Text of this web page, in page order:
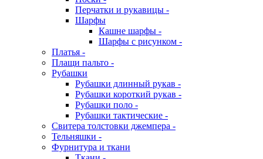
Перчатки и рукавицы -
Шарфы
Кашне шарфы -
Шарфы с рисунком -
Платья -
Плащи пальто -
Рубашки
Рубашки длинный рукав -
Рубашки короткий рукав -
Рубашки поло -
Рубашки тактические -
Свитера толстовки джемпера -
Тельняшки -
Фурнитура и ткани